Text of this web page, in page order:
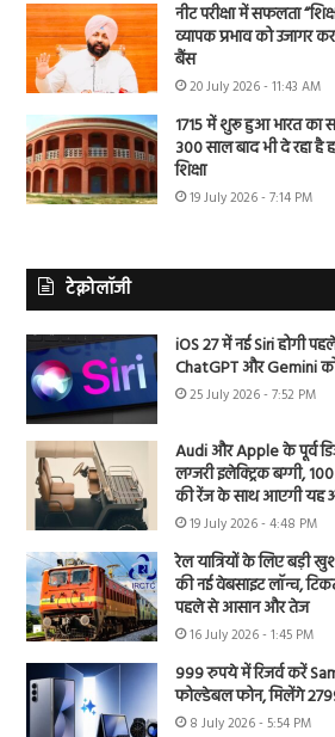
नीट परीक्षा में सफलता
व्यापक प्रभाव को उजागर
बैंस
20 July 2026 - 11:43 AM
1715 में शुरू हुआ भारत का
300 साल बाद भी दे रहा है
शिक्षा
19 July 2026 - 7:14 PM
टेक्नोलॉजी
iOS 27 में नई Siri होगी पहले
ChatGPT और Gemini
25 July 2026 - 7:52 PM
Audi और Apple के पूर्व
लग्जरी इलेक्ट्रिक बग्गी,
की रेंज के साथ आएगी यह
19 July 2026 - 4:48 PM
रेल यात्रियों के लिए बड़ी
की नई वेबसाइट लॉन्च,
पहले से आसान और तेज
16 July 2026 - 1:45 PM
999 रुपये में रिजर्व करें
फोल्डेबल फोन, मिलेंगे
8 July 2026 - 5:54 PM